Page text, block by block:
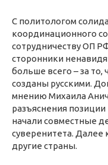
C политологом
координационного
сотрудничеству ОП
сторонники
больше всего – за
созданы русскими.
мнению Михаила
разъяснения
начали совместные
суверенитета. Далее
другие страны.